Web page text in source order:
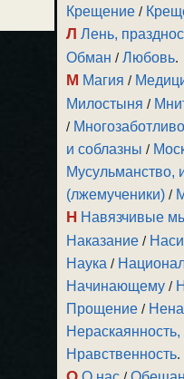
Крещение /
Л Лень,
Обман /Любовь.
М Магия /
Милостыня /
/
и соблазны /
Мусульманство,
(лжемученики) /
Н Навязчивые
Наказание /
Наука /
Начинающему /
Прощение /
Нравственность.